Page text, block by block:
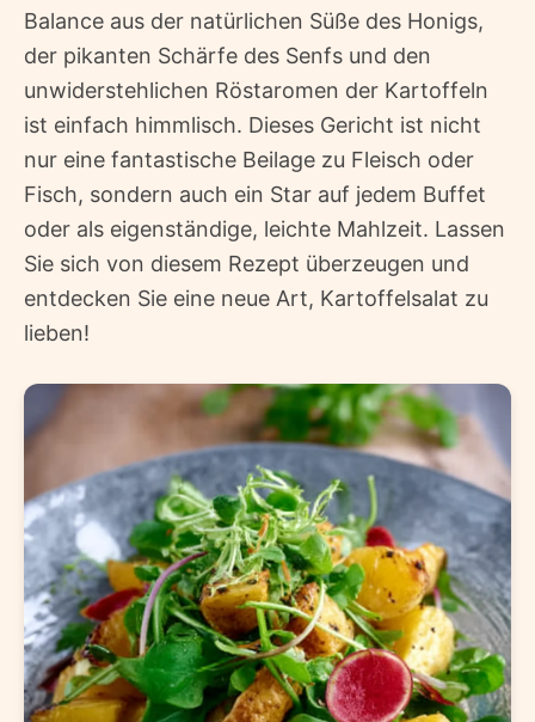
Balance aus der natürlichen Süße des Honigs,
der pikanten Schärfe des Senfs und den
unwiderstehlichen Röstaromen der Kartoffeln
ist einfach himmlisch. Dieses Gericht ist nicht
nur eine fantastische Beilage zu Fleisch oder
Fisch, sondern auch ein Star auf jedem Buffet
oder als eigenständige, leichte Mahlzeit. Lassen
Sie sich von diesem Rezept überzeugen und
entdecken Sie eine neue Art, Kartoffelsalat zu
lieben!